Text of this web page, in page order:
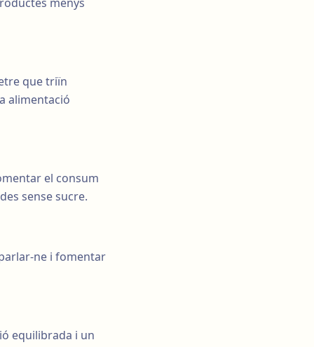
que triïn
alimentació
el consum
sense sucre.
ne i fomentar
equilibrada i un